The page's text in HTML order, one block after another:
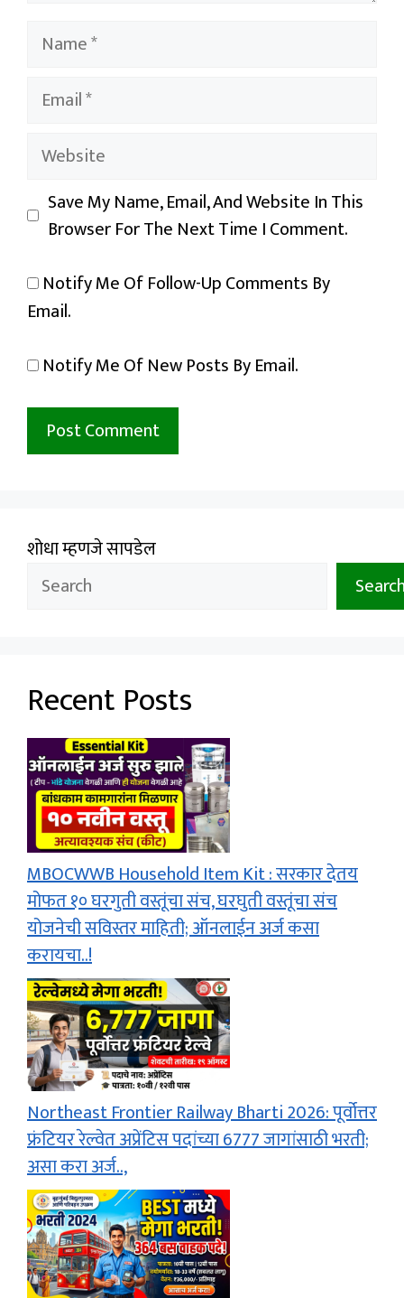
Name
Email
Website
Save My Name, Email, And Website In This
Browser For The Next Time I Comment.
Notify Me Of Follow-Up Comments By
Email.
Notify Me Of New Posts By Email.
शोधा म्हणजे सापडेल
Recent Posts
MBOCWWB Household Item Kit : सरकार देतय
मोफत १० घरगुती वस्तूंचा संच, घरघुती वस्तूंचा संच
योजनेची सविस्तर माहिती; ऑनलाईन अर्ज कसा
करायचा..!
Northeast Frontier Railway Bharti 2026: पूर्वोत्तर
फ्रंटियर रेल्वेत अप्रेंटिस पदांच्या 6777 जागांसाठी भरती;
असा करा अर्ज..,